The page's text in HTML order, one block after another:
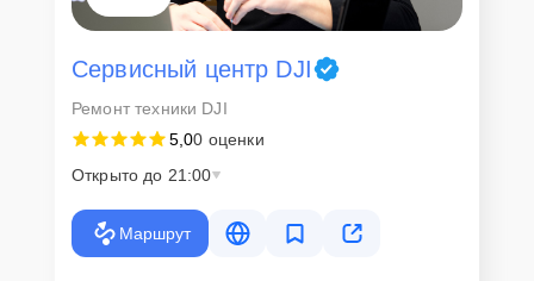
Сервисный центр DJI
Ремонт техники DJI
5,00 оценки
Открыто до 21:00
Маршрут